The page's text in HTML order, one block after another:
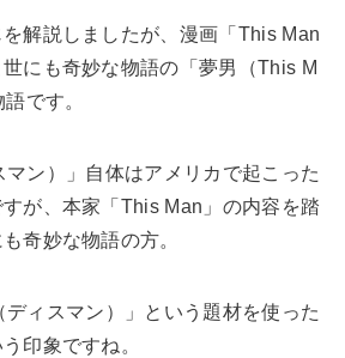
解説しましたが、漫画「This Man
世にも奇妙な物語の「夢男（This M
です。
マン）」自体はアメリカで起こった
が、本家「This Man」の内容を踏
奇妙な物語の方。
ィスマン）」という題材を使った
印象ですね。